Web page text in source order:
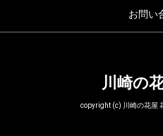
ご注文をいただき、埼玉県
送いたしました。
2023/02/14 お客様からバレ
メントのご注文をいただき
お問い
川崎の
copyright (c) 川崎の花屋